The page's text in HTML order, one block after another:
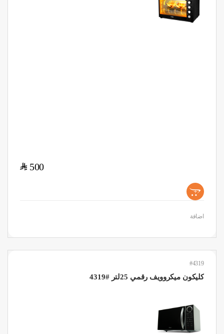
500
$
+
اضافة
#4319
كليكون ميكروويف رقمي 25لتر #4319